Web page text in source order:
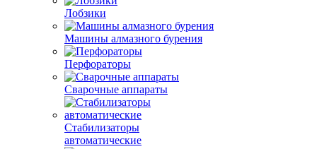
Лобзики
Машины алмазного бурения
Перфораторы
Сварочные аппараты
Стабилизаторы
автоматические